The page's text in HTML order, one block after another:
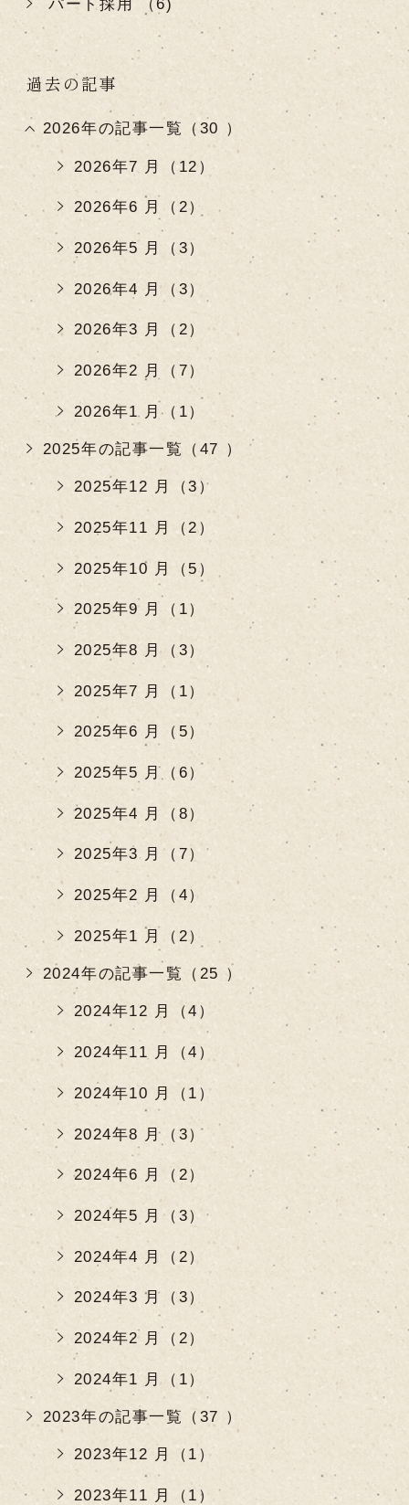
パート採用 （6)
過去の記事
2026年の記事一覧（30 ）
2026年7 月（12）
2026年6 月（2）
2026年5 月（3）
2026年4 月（3）
2026年3 月（2）
2026年2 月（7）
2026年1 月（1）
2025年の記事一覧（47 ）
2025年12 月（3）
2025年11 月（2）
2025年10 月（5）
2025年9 月（1）
2025年8 月（3）
2025年7 月（1）
2025年6 月（5）
2025年5 月（6）
2025年4 月（8）
2025年3 月（7）
2025年2 月（4）
2025年1 月（2）
2024年の記事一覧（25 ）
2024年12 月（4）
2024年11 月（4）
2024年10 月（1）
2024年8 月（3）
2024年6 月（2）
2024年5 月（3）
2024年4 月（2）
2024年3 月（3）
2024年2 月（2）
2024年1 月（1）
2023年の記事一覧（37 ）
2023年12 月（1）
2023年11 月（1）